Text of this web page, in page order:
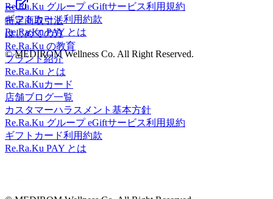
Re.Ra.Ku グループ eGiftサービス利用規約
ギフトカード利用約款
Re.Ra.Ku PAY とは
© MEDIROM Wellness Co. All Right Reserved.
ー
特定商取引法
はじめての方
Re.Ra.Ku の教育
ブランド紹介
Re.Ra.Ku とは
Re.Ra.Kuカード
店舗ブログ一覧
カスタマーハラスメント基本方針
Re.Ra.Ku グループ eGiftサービス利用規約
ギフトカード利用約款
Re.Ra.Ku PAY とは